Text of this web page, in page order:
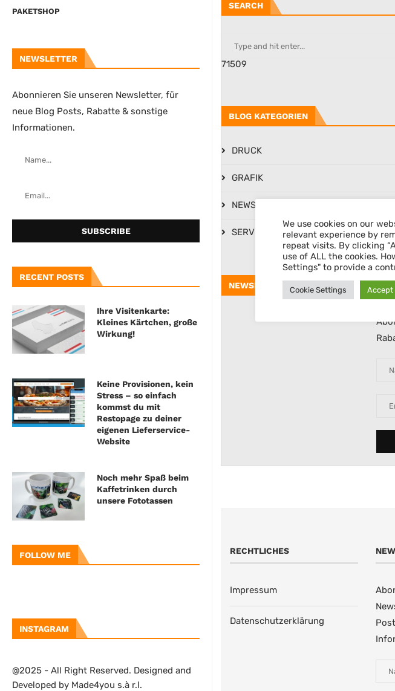
PAKETSHOP
NEWSLETTER
Abonnieren Sie unseren Newsletter, für
neue Blog Posts, Rabatte & sonstige
Informationen.
RECENT POSTS
Ihre Visitenkarte:
Kleines Kärtchen, große
Wirkung!
Keine Provisionen, kein
Stress – so einfach
kommst du mit
Restopage zu deiner
eigenen Lieferservice-
Website
Noch mehr Spaß beim
Kaffetrinken durch
unsere Fototassen
FOLLOW ME
INSTAGRAM
@2025 - All Right Reserved. Designed and
Developed by Made4you s.à r.l.
SEARCH
71509
BLOG KATEGORIEN
DRUCK
GRAFIK
NEWS
SERVICES
NEWSLETTER
RECHTLICHES
Impressum
Datenschutzerklärung
We use cookies on our
relevant experience by
repeat visits. By clicking
use of ALL the cookies.
Settings" to provide a
Cookie Settings Accept